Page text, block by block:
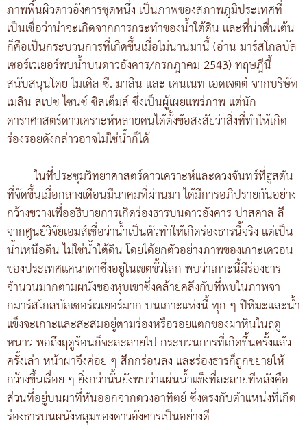
ภาพพื้นผิวดาวอังคารชุดหนึ่ง เป็นภาพของสภาพภูมิประเทศที่
เป็นเชื่อว่าน่าจะเกิดจากการกระทำของน้ำใต้ดิน และที่น่าตื่นเต้น
ก็คือเป็นกระบวนการที่เกิดขึ้นเมื่อไม่นานมานี้ (อ่าน มาร์สโกลบัล
เซอร์เวเยอร์พบน้ำบนดาวอังคาร/กรกฎาคม 2543) ทฤษฎีนี้
สนับสนุนโดย ไมเคิล ซี. มาลิน และ เคนเนท เอดเจตต์ จากบริษัท
เมลิน สเปซ ไซนซ์ ซิสเต็มส์ ซึ่งเป็นผู้เผยแพร่ภาพ แต่นัก
ดาราศาสตร์ดาวเคราะห์หลายคนได้ตั้งข้อสงสัยว่าสิ่งที่ทำให้เกิด
ร่องรอยดังกล่าวอาจไม่ใช่น้ำก็ได้
ในที่ประชุมวิทยาศาสตร์ดาวเคราะห์และดวงจันทร์ที่ฮูสตัน
ที่จัดขึ้นเมื่อกลางเดือนมีนาคมที่ผ่านมา ได้มีการอภิปรายกันอย่าง
กว้างขวางเพื่ออธิบายการเกิดร่องธารบนดาวอังคาร ปาสคาล ลี
จากศูนย์วิจัยเอมส์เชื่อว่าน้ำเป็นตัวทำให้เกิดร่องธารนี้จริง แต่เป็น
น้ำเหนือดิน ไม่ใช่น้ำใต้ดิน โดยได้ยกตัวอย่างภาพของเกาะเดวอน
ของประเทศแคนาดาซึ่งอยู่ในเขตขั้วโลก พบว่าเกาะนี้มีร่องธาร
จำนวนมากตามผนังของหุบเขาซึ่งคล้ายคลึงกับที่พบในภาพจา
กมาร์สโกลบัลเซอร์เวเยอร์มาก บนเกาะแห่งนี้ ทุก ๆ ปีหิมะและน้ำ
แข็งจะเกาะและสะสมอยู่ตามร่องหรือรอยแตกของผาหินในฤดู
หนาว พอถึงฤดูร้อนก็จะละลายไป กระบวนการที่เกิดขึ้นครั้งแล้ว
ครั้งเล่า หน้าผาจึงค่อย ๆ สึกกร่อนลง และร่องธารก็ถูกขยายให้
กว้างขึ้นเรื่อย ๆ ยิ่งกว่านั้นยังพบว่าแผ่นน้ำแข็งที่ละลายทีหลังคือ
ส่วนที่อยู่บนผาที่หันออกจากดวงอาทิตย์ ซึ่งตรงกับตำแหน่งที่เกิด
ร่องธารบนผนังหลุมของดาวอังคารเป็นอย่างดี